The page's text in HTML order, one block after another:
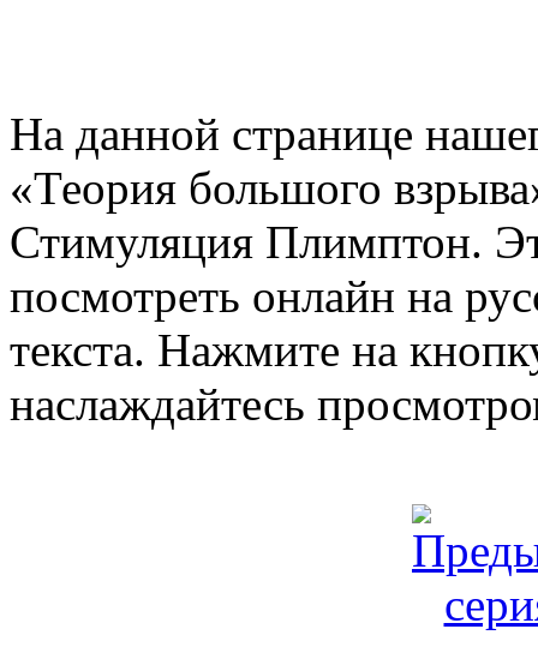
На данной странице
«Теория большого
Стимуляция Плимптон.
посмотреть онлайн на
текста. Нажмите на
наслаждайтесь